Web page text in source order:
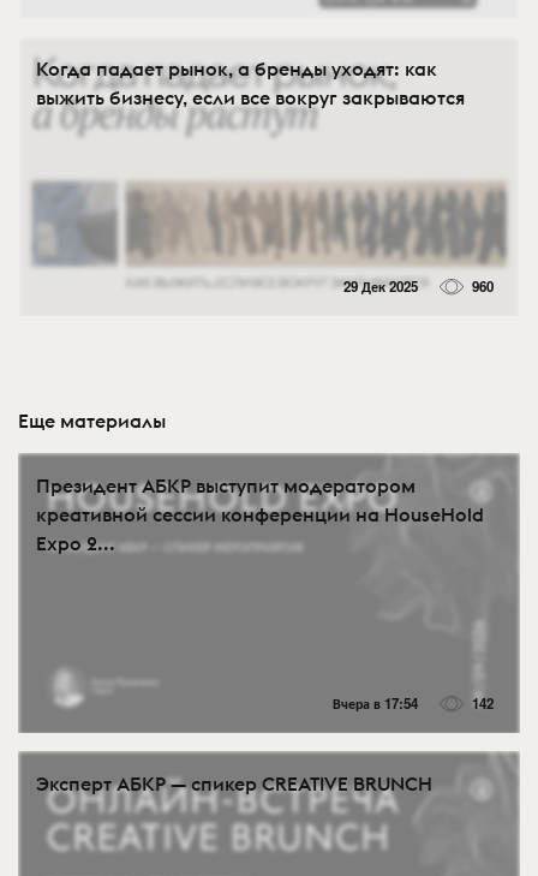
Когда падает рынок, а бренды уходят: как
выжить бизнесу, если все вокруг закрываются
29 Дек 2025 960
Еще материалы
Президент АБКР выступит модератором
креативной сессии конференции на HouseHold
Expo 2...
Вчера в 17:54 142
Эксперт АБКР — спикер CREATIVE BRUNCH